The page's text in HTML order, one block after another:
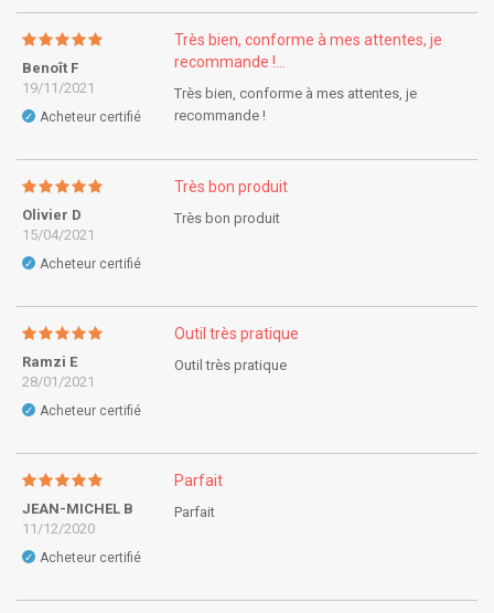
Benoît F
19/11/2021
✓ Acheteur certifié
Très bien, conforme à mes attentes, je
recommande !...
Très bien, conforme à mes attentes, je
recommande !
Olivier D
15/04/2021
✓ Acheteur certifié
Très bon produit
Très bon produit
Ramzi E
28/01/2021
✓ Acheteur certifié
Outil très pratique
Outil très pratique
JEAN-MICHEL B
11/12/2020
✓ Acheteur certifié
Parfait
Parfait